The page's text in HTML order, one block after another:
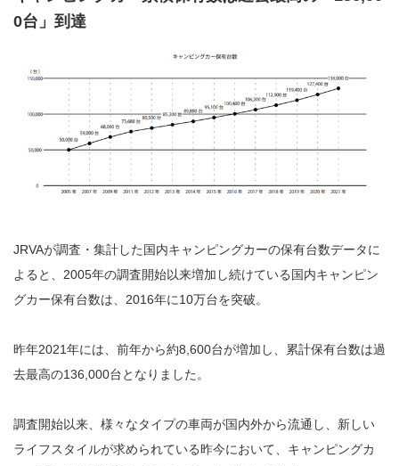
0台」到達
JRVAが調査・集計した国内キャンピングカーの保有台数データに
よると、2005年の調査開始以来増加し続けている国内キャンピン
グカー保有台数は、2016年に10万台を突破。
昨年2021年には、前年から約8,600台が増加し、累計保有台数は過
去最高の136,000台となりました。
調査開始以来、様々なタイプの車両が国内外から流通し、新しい
ライフスタイルが求められている昨今において、キャンピングカ